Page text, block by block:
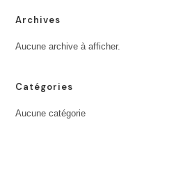
Archives
Aucune archive à afficher.
Catégories
Aucune catégorie